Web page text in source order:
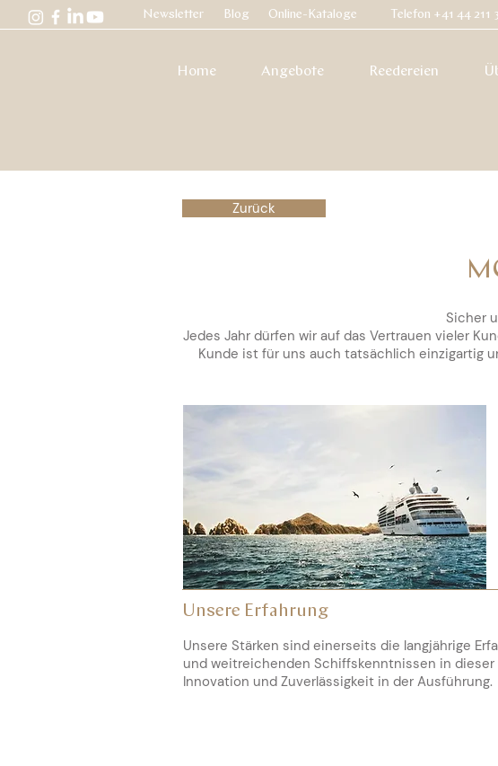
Newsletter Blog Online-Kataloge Telefon +41 44 211
Home Angebote Reedereien
Zurück
Sicher
Jedes Jahr dürfen wir auf das Vertrauen vieler
Kunde ist für uns auch tatsächlich einzigartig
Unsere Erfahrung
Unsere Stärken sind einerseits die langjährige
und weitreichenden Schiffskenntnissen in
Innovation und Zuverlässigkeit in der Ausführung.